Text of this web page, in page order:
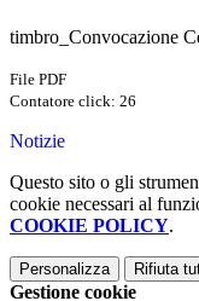
timbro_Convocazione
File PDF
Contatore click: 26
Notizie
Questo sito o gli
cookie necessari al
COOKIE POLICY.
Personalizza Rifiuta
Gestione cookie